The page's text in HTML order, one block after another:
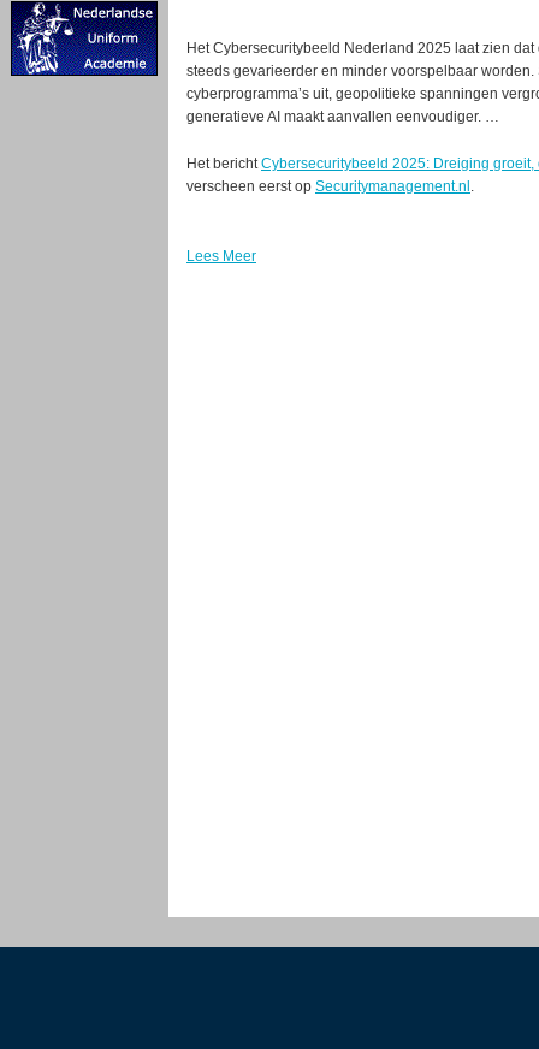
Het Cybersecuritybeeld Nederland 2025 laat zien
steeds gevarieerder en minder voorspelbaar
cyberprogramma’s uit, geopolitieke spanningen
generatieve AI maakt aanvallen eenvoudiger. …
Het berichtCybersecuritybeeld 2025: Dreiging
verscheen eerst op Securitymanagement.nl .
Lees Meer